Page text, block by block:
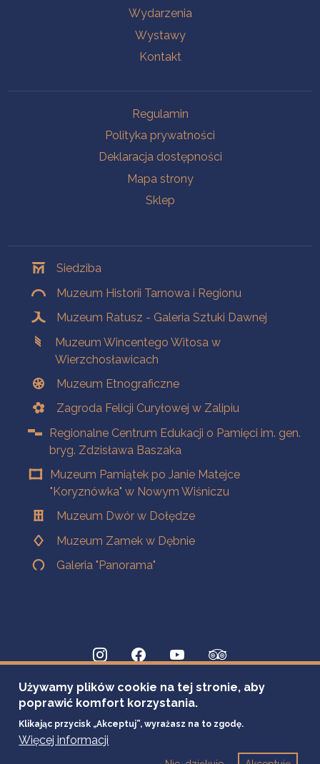
Wydarzenia
Wystawy
Kontakt
Regulamin
Polityka prywatności
Deklaracja dostępności
Mapa strony
Sklep
Siedziba
Muzeum Historii Tarnowa i Regionu
Muzeum Ratusz - Galeria Sztuki Dawnej
Muzeum Wincentego Witosa w
Wierzchosławicach
Muzeum Etnograficzne
Zagroda Felicji Curyłowej w Zalipiu
Regionalne Centrum Edukacji o Pamięci im. gen.
bryg. Zdzisława Baszaka
Muzeum Pamiątek po Janie Matejce
"Koryznówka" w Nowym Wiśniczu
Muzeum Dwór w Dołędze
Muzeum Zamek w Dębnie
Galeria "Panorama"
Używamy plików cookie na tej stronie, aby
poprawić komfort korzystania.
Klikając przycisk „Akceptuj”, wyrażasz na to zgodę.
Więcej informacji